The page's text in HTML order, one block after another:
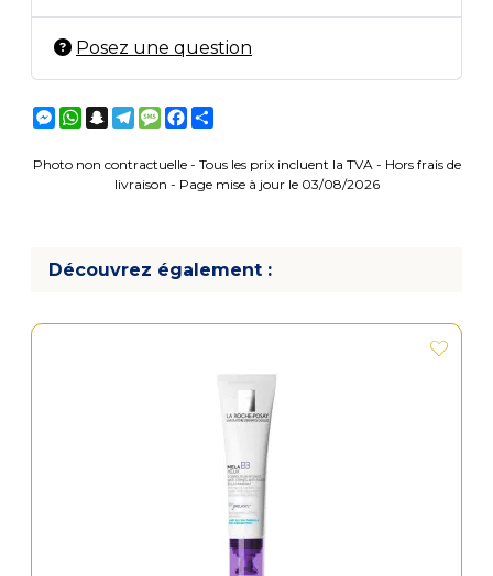
Posez une question
Messenger
WhatsApp
Snapchat
Telegram
MessageFacebook
Photo non contractuelle - Tous les prix incluent la TVA - Hors frais de
livraison - Page mise à jour le 03/08/2026
Découvrez également :